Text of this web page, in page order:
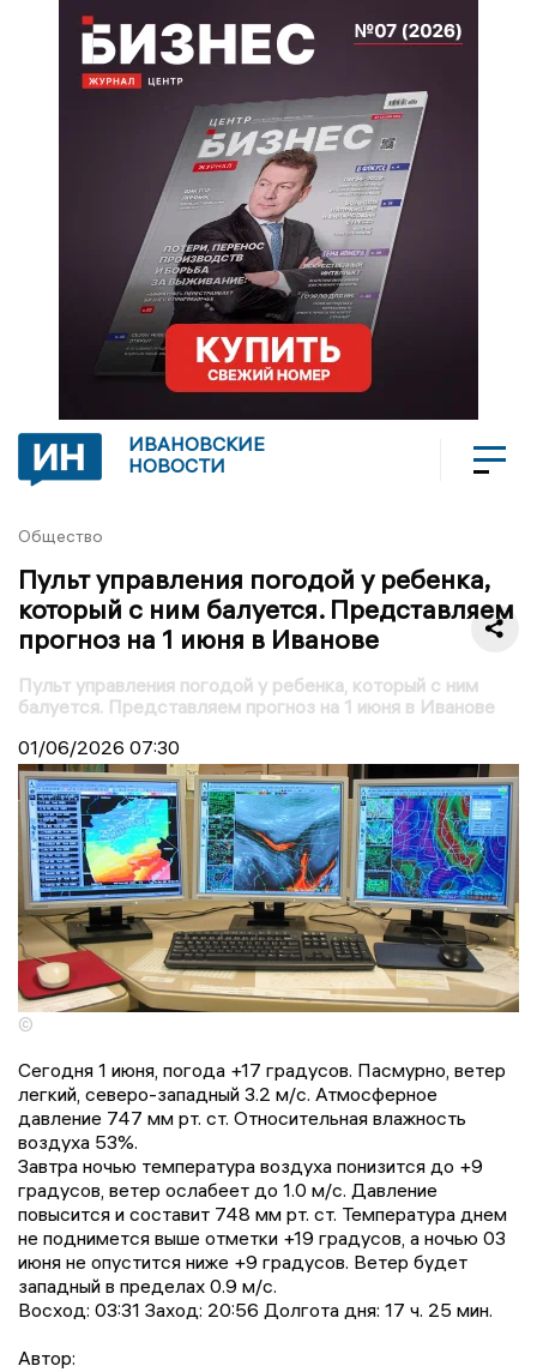
ИВАНОВСКИЕ
НОВОСТИ
Общество
Пульт управления погодой у ребенка,
который с ним балуется. Представляем
прогноз на 1 июня в Иванове
Пульт управления погодой у ребенка, который с ним
балуется. Представляем прогноз на 1 июня в Иванове
01/06/2026 07:30
©
Сегодня 1 июня, погода +17 градусов. Пасмурно, ветер
легкий, северо-западный 3.2 м/с. Атмосферное
давление 747 мм рт. ст. Относительная влажность
воздуха 53%.
Завтра ночью температура воздуха понизится до +9
градусов, ветер ослабеет до 1.0 м/с. Давление
повысится и составит 748 мм рт. ст. Температура днем
не поднимется выше отметки +19 градусов, a ночью 03
июня не опустится ниже +9 градусов. Ветер будет
западный в пределах 0.9 м/с.
Восход: 03:31 Заход: 20:56 Долгота дня: 17 ч. 25 мин.
Автор: